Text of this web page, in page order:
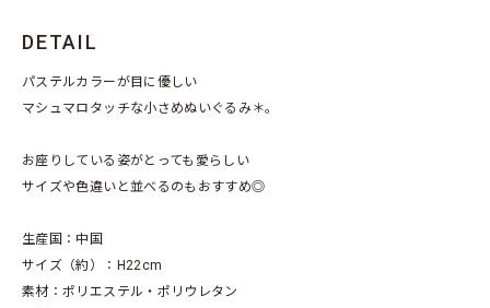
DETAIL
パステルカラーが目に優しい
マシュマロタッチな小さめぬいぐるみ＊。
お座りしている姿がとっても愛らしい
サイズや色違いと並べるのもおすすめ◎
生産国：中国
サイズ（約）：H22cm
素材：ポリエステル・ポリウレタン